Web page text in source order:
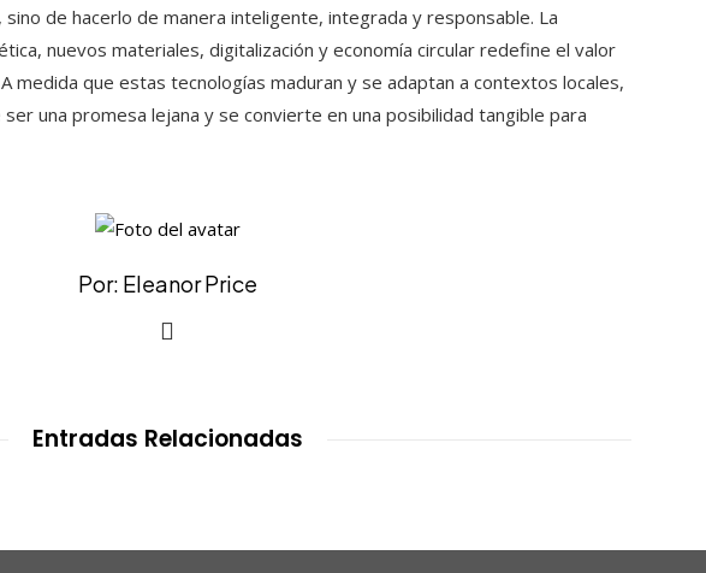
de hacerlo de manera inteligente, integrada y responsable. La
nuevos materiales, digitalización y economía circular redefine el valor
medida que estas tecnologías maduran y se adaptan a contextos locales,
una promesa lejana y se convierte en una posibilidad tangible para
Por: Eleanor Price
Entradas Relacionadas